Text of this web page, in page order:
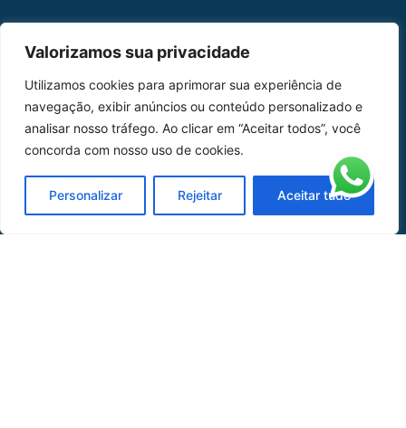
Valorizamos sua privacidade
Utilizamos cookies para aprimorar sua experiência de
navegação, exibir anúncios ou conteúdo personalizado e
analisar nosso tráfego. Ao clicar em “Aceitar todos”, você
concorda com nosso uso de cookies.
Personalizar Rejeitar Aceitar tudo
Peças
Catálogo de Aplicações
Oficina de Mangueiras